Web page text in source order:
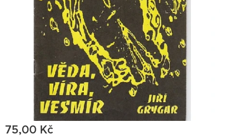
75,00 Kč